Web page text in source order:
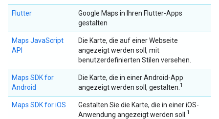
Flutter
Google Maps in Ihren Flutter-Apps
gestalten
Maps JavaScript
API
Die Karte, die auf einer Webseite
angezeigt werden soll, mit
benutzerdefinierten Stilen versehen.
Maps SDK for
Android
Die Karte, die in einer Android-App
angezeigt werden soll, gestalten. 1
Maps SDK for iOS
Gestalten Sie die Karte, die in einer iOS-
Anwendung angezeigt werden soll. 1